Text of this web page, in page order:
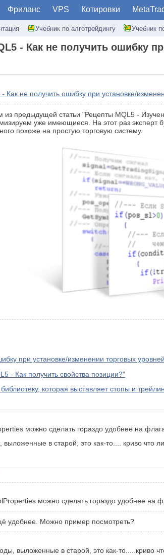
Фриланс VPS Котировки
Учебник по алготрейдингу Учебник
- Как не получить ошибку
Как не получить ошибку при установке/
из предыдущей статьи "Рецепты MQL5 -
уже имеющиеся. На этот раз
похоже на простую торговую систему.
при установке/изменении торговых
- Как получить свойства позиции?"
которая выставляет стопы и
можно сделать гораздо удобнее на
в старой, это как-то.... криво что ли.
можно сделать гораздо удобнее на
удобнее. Можно пример посмотреть?
выложенные в старой, это как-то.... криво